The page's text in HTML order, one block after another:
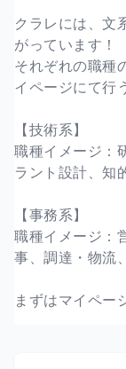
クラレには、文
がっています！
それぞれの職種
イページにて行
【技術系】
職種イメージ：
ラント設計、知
【事務系】
職種イメージ：
事、調達・物流
まずはマイペー